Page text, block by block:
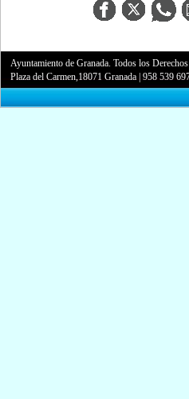
Ayuntamiento de Granada. Todos los Derechos
Plaza del Carmen,18071 Granada |958 539